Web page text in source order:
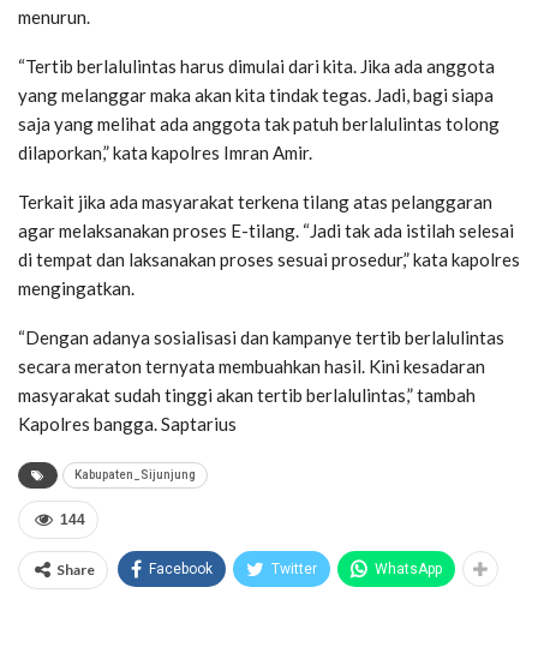
menurun.
“Tertib berlalulintas harus dimulai dari kita. Jika ada anggota
yang melanggar maka akan kita tindak tegas. Jadi, bagi siapa
saja yang melihat ada anggota tak patuh berlalulintas tolong
dilaporkan,” kata kapolres Imran Amir.
Terkait jika ada masyarakat terkena tilang atas pelanggaran
agar melaksanakan proses E-tilang. “Jadi tak ada istilah selesai
di tempat dan laksanakan proses sesuai prosedur,” kata kapolres
mengingatkan.
“Dengan adanya sosialisasi dan kampanye tertib berlalulintas
secara meraton ternyata membuahkan hasil. Kini kesadaran
masyarakat sudah tinggi akan tertib berlalulintas,” tambah
Kapolres bangga. Saptarius
Kabupaten_Sijunjung
144
Share Facebook Twitter WhatsApp